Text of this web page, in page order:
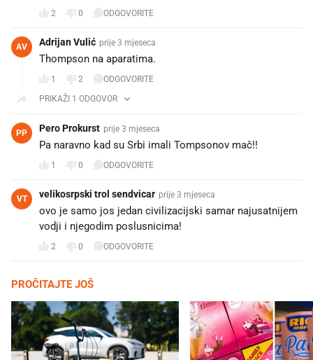
2 0 ODGOVORITE
AV Adrijan Vulić prije 3 mjeseca
Thompson na aparatima.
1 2
ODGOVORITE
PRIKAŽI 1 ODGOVOR
PP Pero Prokurst prije 3 mjeseca
Pa naravno kad su Srbi imali Tompsonov mač!! 😁
1 0 ODGOVORITE
VT velikosrpski trol sendvicar prije 3 mjeseca
ovo je samo jos jedan civilizacijski samar najusatnijem
vodji i njegodim poslusnicima!
2 0 ODGOVORITE
PROČITAJTE JOŠ